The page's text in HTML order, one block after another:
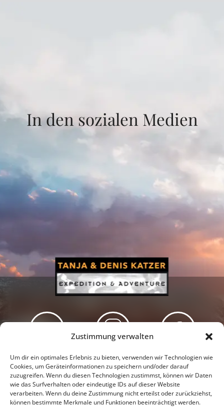
Zustimmung verwalten
Um dir ein optimales Erlebnis zu bieten, verwenden wir Technologien wie
Cookies, um Geräteinformationen zu speichern und/oder darauf
zuzugreifen. Wenn du diesen Technologien zustimmst, können wir Daten
wie das Surfverhalten oder eindeutige IDs auf dieser Website
verarbeiten. Wenn du deine Zustimmung nicht erteilst oder zurückziehst,
können bestimmte Merkmale und Funktionen beeinträchtigt werden.
In den sozialen Medien
Newsletter Podcast Facebook